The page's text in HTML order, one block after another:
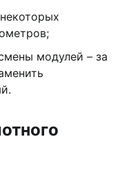
модулей – за